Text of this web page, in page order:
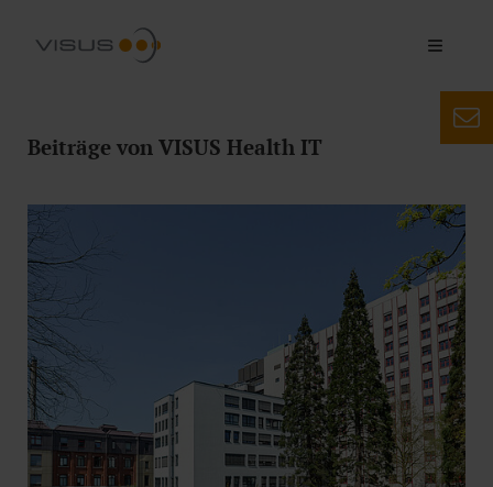
Beiträge von VISUS Health IT